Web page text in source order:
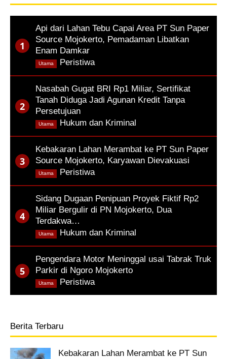
Api dari Lahan Tebu Capai Area PT Sun Paper
Source Mojokerto, Pemadaman Libatkan
Enam Damkar
Peristiwa,
Utama
Nasabah Gugat BRI Rp1 Miliar, Sertifikat
Tanah Diduga Jadi Agunan Kredit Tanpa
Persetujuan
Hukum dan Kriminal
Utama
Kebakaran Lahan Merambat ke PT Sun Paper
Source Mojokerto, Karyawan Dievakuasi
Peristiwa,
Utama
Sidang Dugaan Penipuan Proyek Fiktif Rp2
Miliar Bergulir di PN Mojokerto, Dua
Terdakwa…
Hukum dan Kriminal
Utama
Pengendara Motor Meninggal usai Tabrak Truk
Parkir di Ngoro Mojokerto
Peristiwa,
Utama
Berita Terbaru
Kebakaran Lahan Merambat ke PT Sun